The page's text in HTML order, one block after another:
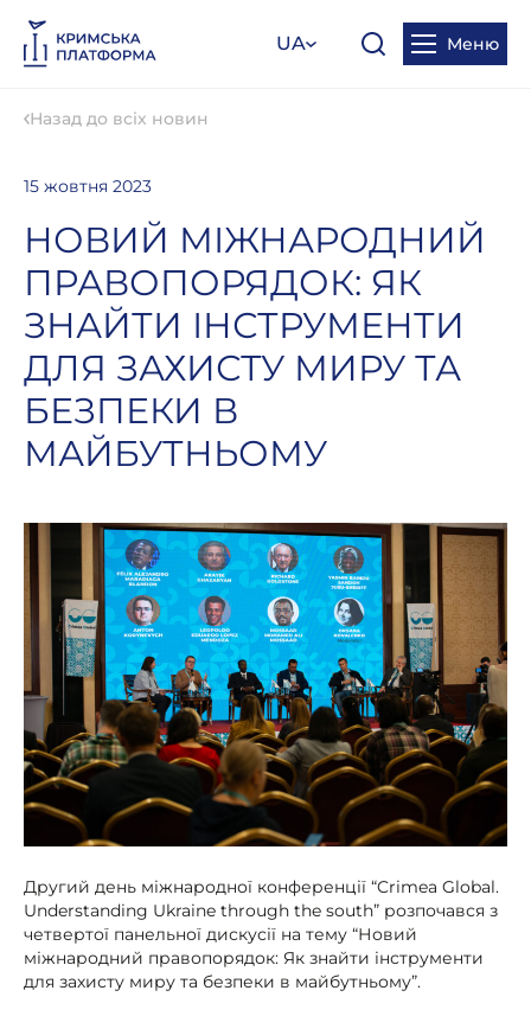
UA Меню
Назад до всіх новин
15 жовтня 2023
НОВИЙ МІЖНАРОДНИЙ
ПРАВОПОРЯДОК: ЯК
ЗНАЙТИ ІНСТРУМЕНТИ
ДЛЯ ЗАХИСТУ МИРУ ТА
БЕЗПЕКИ В
МАЙБУТНЬОМУ
Другий день міжнародної конференції “Crimea Global.
Understanding Ukraine through the south” розпочався з
четвертої панельної дискусії на тему “Новий
міжнародний правопорядок: Як знайти інструменти
для захисту миру та безпеки в майбутньому”.